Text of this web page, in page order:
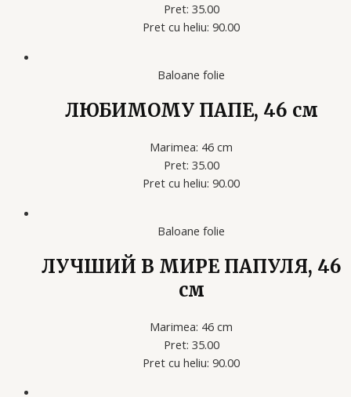
Pret: 35.00
Pret cu heliu: 90.00
Baloane folie
ЛЮБИМОМУ ПАПЕ, 46 см
Marimea: 46 cm
Pret: 35.00
Pret cu heliu: 90.00
Baloane folie
ЛУЧШИЙ В МИРЕ ПАПУЛЯ, 46
см
Marimea: 46 cm
Pret: 35.00
Pret cu heliu: 90.00